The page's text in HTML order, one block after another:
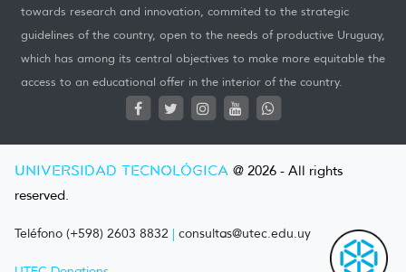
towards research and innovation, commited to the strategic
guidelines of the country, open to the needs of productive Uruguay,
which has among its central objectives to make more equitable the
access to an educational offer in the interior of the country.
UNIVERSIDAD TECNOLÓGICA @ 2026 - All rights
reserved.
Teléfono (+598) 2603 8832 | consultas@utec.edu.uy